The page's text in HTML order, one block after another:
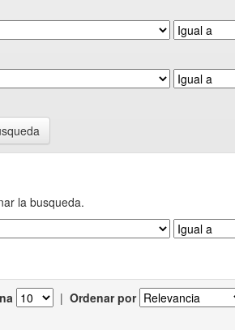
la busqueda.
| Ordenar por